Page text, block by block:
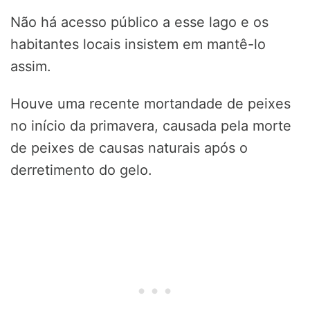
Não há acesso público a esse lago e os
habitantes locais insistem em mantê-lo
assim.
Houve uma recente mortandade de peixes
no início da primavera, causada pela morte
de peixes de causas naturais após o
derretimento do gelo.